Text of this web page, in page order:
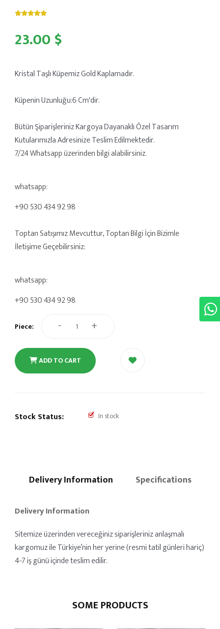
23.00 $
Kristal Taşlı Küpemiz Gold Kaplamadır.
Küpenin Uzunluğu:6 Cm'dir.
Bütün Şiparişleriniz Kargoya Dayanaklı Özel Tasarım
Kutularımızla Adresinize Teslim Edilmektedir.
7/24 Whatsapp üzerinden bilgi alabilirsiniz.
whatsapp:
+90 530 434 92 98
Toptan Satışımız Mevcuttur, Toptan Bilgi İçin Bizimle
İletişime Geçebilirsiniz:
whatsapp:
+90 530 434 92 98
Piece: - +
ADD TO CART
Stock Status: In stock
Delivery Information Specifications
Delivery Information
Sitemize üzerinden vereceğiniz siparişleriniz anlaşmalı
kargomuz ile Türkiye’nin her yerine (resmi tatil günleri hariç)
4-7 iş günü içinde teslim edilir.
SOME PRODUCTS